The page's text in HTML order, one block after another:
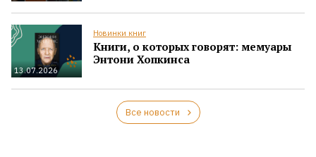
13.07.2026
Новинки книг
Книги, о которых говорят: мемуары
Энтони Хопкинса
Все новости